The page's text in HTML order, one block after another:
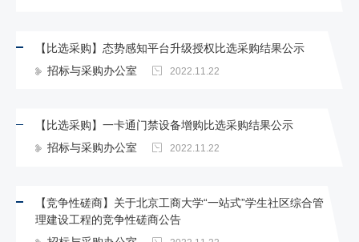
【比选采购】态势感知平台升级授权比选采购结果公示
招标与采购办公室
2022.11.22
【比选采购】一卡通门禁设备增购比选采购结果公示
招标与采购办公室
2022.11.22
【竞争性磋商】关于北京工商大学“一站式”学生社区综合管
理建设工程的竞争性磋商公告